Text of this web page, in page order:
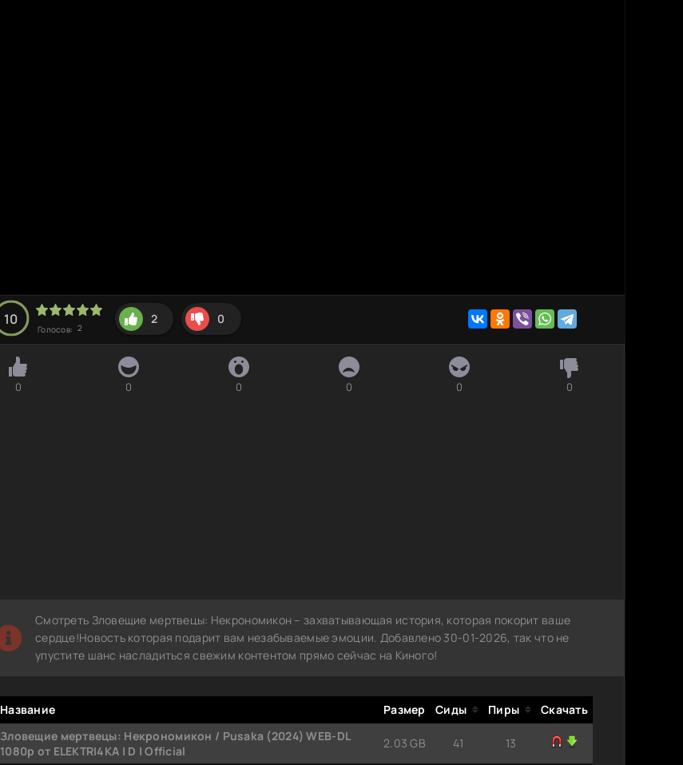
10
Голосов: 2
2 0
0 0 0 0 0 0
Смотреть Зловещие мертвецы: Некрономикон – захватывающая история, которая покорит ваше
сердце!Новость которая подарит вам незабываемые эмоции. Добавлено 30-01-2026, так что не
упустите шанс насладиться свежим контентом прямо сейчас на Киного!
Название Размер Сиды Пиры
Скачать
Зловещие мертвецы: Некрономикон / Pusaka (2024) WEB-DL
1080p от ELEKTRI4KA | D | Official
2.03 GB 41 13